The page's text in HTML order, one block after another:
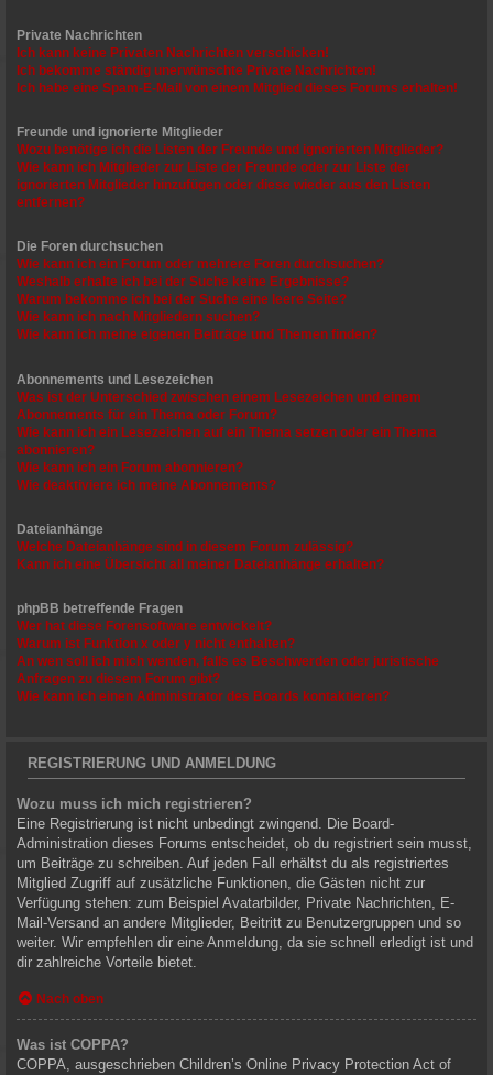
Private Nachrichten
Ich kann keine Privaten Nachrichten verschicken!
Ich bekomme ständig unerwünschte Private Nachrichten!
Ich habe eine Spam-E-Mail von einem Mitglied dieses Forums erhalten!
Freunde und ignorierte Mitglieder
Wozu benötige ich die Listen der Freunde und ignorierten Mitglieder?
Wie kann ich Mitglieder zur Liste der Freunde oder zur Liste der
ignorierten Mitglieder hinzufügen oder diese wieder aus den Listen
entfernen?
Die Foren durchsuchen
Wie kann ich ein Forum oder mehrere Foren durchsuchen?
Weshalb erhalte ich bei der Suche keine Ergebnisse?
Warum bekomme ich bei der Suche eine leere Seite?
Wie kann ich nach Mitgliedern suchen?
Wie kann ich meine eigenen Beiträge und Themen finden?
Abonnements und Lesezeichen
Was ist der Unterschied zwischen einem Lesezeichen und einem
Abonnements für ein Thema oder Forum?
Wie kann ich ein Lesezeichen auf ein Thema setzen oder ein Thema
abonnieren?
Wie kann ich ein Forum abonnieren?
Wie deaktiviere ich meine Abonnements?
Dateianhänge
Welche Dateianhänge sind in diesem Forum zulässig?
Kann ich eine Übersicht all meiner Dateianhänge erhalten?
phpBB betreffende Fragen
Wer hat diese Forensoftware entwickelt?
Warum ist Funktion x oder y nicht enthalten?
An wen soll ich mich wenden, falls es Beschwerden oder juristische
Anfragen zu diesem Forum gibt?
Wie kann ich einen Administrator des Boards kontaktieren?
REGISTRIERUNG UND ANMELDUNG
Wozu muss ich mich registrieren?
Eine Registrierung ist nicht unbedingt zwingend. Die Board-
Administration dieses Forums entscheidet, ob du registriert sein musst,
um Beiträge zu schreiben. Auf jeden Fall erhältst du als registriertes
Mitglied Zugriff auf zusätzliche Funktionen, die Gästen nicht zur
Verfügung stehen: zum Beispiel Avatarbilder, Private Nachrichten, E-
Mail-Versand an andere Mitglieder, Beitritt zu Benutzergruppen und so
weiter. Wir empfehlen dir eine Anmeldung, da sie schnell erledigt ist und
dir zahlreiche Vorteile bietet.
Nach oben
Was ist COPPA?
COPPA, ausgeschrieben Children’s Online Privacy Protection Act of